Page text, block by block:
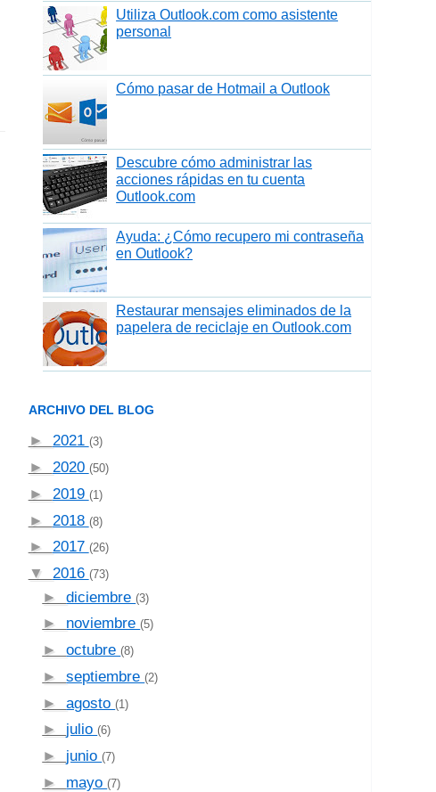
Utiliza Outlook.com como asistente
personal
Cómo pasar de Hotmail a Outlook
Descubre cómo administrar las
acciones rápidas en tu cuenta
Outlook.com
Ayuda: ¿Cómo recupero mi contraseña
en Outlook?
Restaurar mensajes eliminados de la
papelera de reciclaje en Outlook.com
ARCHIVO DEL BLOG
► 2021 (3)
► 2020 (50)
► 2019 (1)
► 2018 (8)
► 2017 (26)
▼ 2016 (73)
►diciembre(3)
► noviembre(5)
►octubre(8)
►septiembre(2)
►agosto(1)
► julio(6)
► junio(7)
► mayo(7)